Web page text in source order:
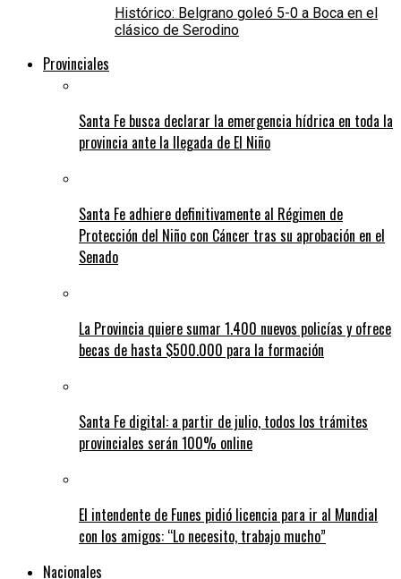
Histórico: Belgrano goleó 5-0 a Boca en el
clásico de Serodino
Provinciales
Santa Fe busca declarar la emergencia hídrica en toda la
provincia ante la llegada de El Niño
Santa Fe adhiere definitivamente al Régimen de
Protección del Niño con Cáncer tras su aprobación en el
Senado
La Provincia quiere sumar 1.400 nuevos policías y ofrece
becas de hasta $500.000 para la formación
Santa Fe digital: a partir de julio, todos los trámites
provinciales serán 100% online
El intendente de Funes pidió licencia para ir al Mundial
con los amigos: “Lo necesito, trabajo mucho”
Nacionales